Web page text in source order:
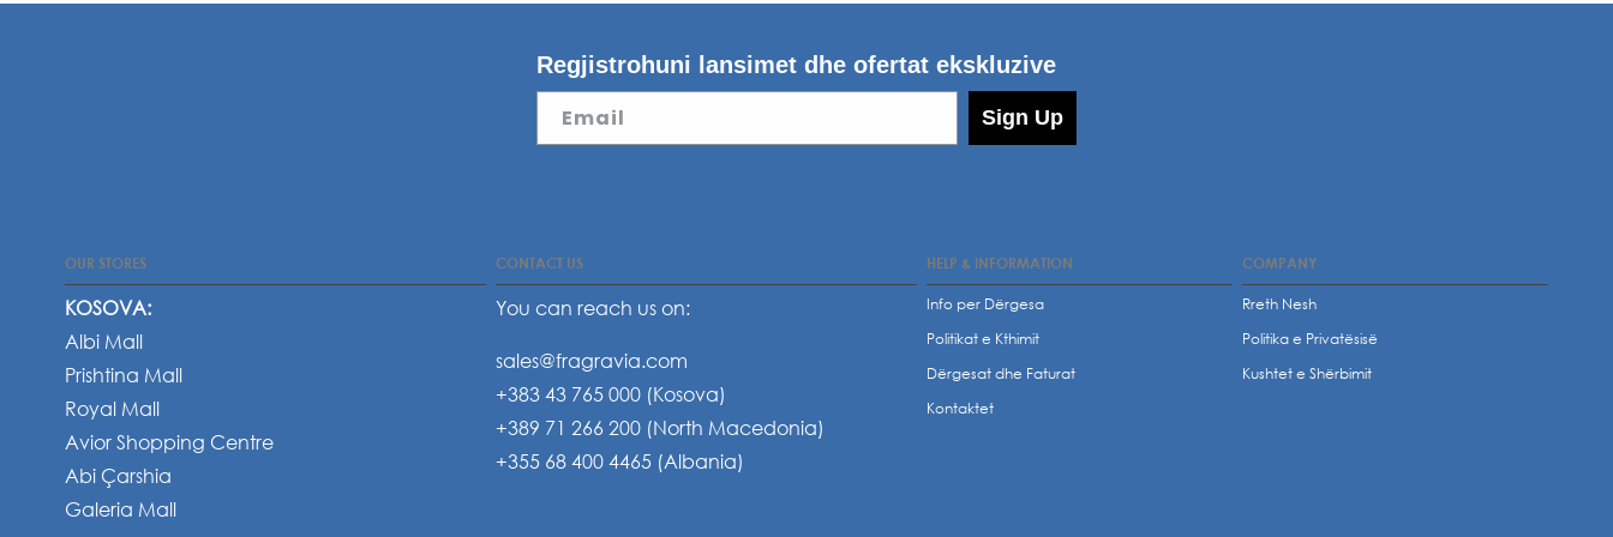
Regjistrohuni lansimet dhe ofertat ekskluzive
Email Sign Up
OUR STORES
KOSOVA:
Albi Mall
Prishtina Mall
Royal Mall
Avior Shopping Centre
Abi Çarshia
Galeria Mall
CONTACT US
You can reach us on:
sales@fragravia.com
+383 43 765 000 (Kosova)
+389 71 266 200 (North Macedonia)
+355 68 400 4465 (Albania)
HELP & INFORMATION
Info per Dërgesa
Politikat e Kthimit
Dërgesat dhe Faturat
Kontaktet
COMPANY
Rreth Nesh
Politika e Privatësisë
Kushtet e Shërbimit